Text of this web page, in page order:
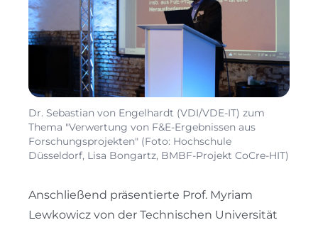
Dr. Sebastian von Engelhardt (VDI/VDE-IT) zum
Thema "Verwertung von F&E-Ergebnissen aus
Forschungsprojekten" (Foto: Hochschule
Düsseldorf, Lisa Bongartz, BMBF-Projekt CoCre-HIT)
Anschließend präsentierte Prof. Myriam
Lewkowicz von der Technischen Universität